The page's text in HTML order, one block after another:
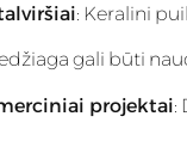
: Keralini
gali būti
projektai: